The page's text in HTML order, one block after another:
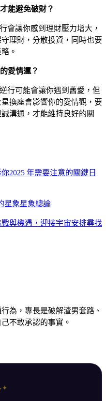
能避免破財？
會讓你感到理財壓力增大，
理財，分散投資，同時也要
。
愛情運？
行可能會讓你遇到舊愛，但
換座會影響你的愛情觀，要
溝通，才能維持良好的關
2025 年需要注意的關鍵日
星象星象總論
與機遇，迎接宇宙安排尋找
為，專長是破解渣男套路、
不敢承認的事實。
✦